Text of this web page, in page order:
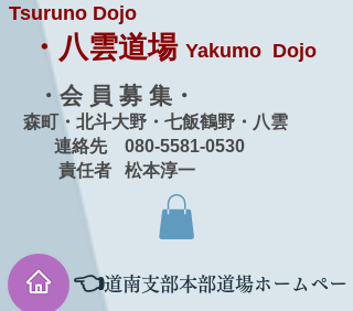
Tsuruno Dojo
・八雲道場 Yakumo Dojo
・会 員 募 集・
森町・北斗大野・七飯鶴野・八雲
連絡先 080-5581-0530
責任者 松本淳一
👈道南支部本部道場ホームペー